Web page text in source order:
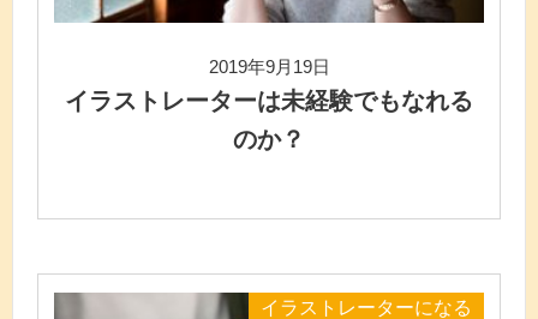
2019年9月19日
イラストレーターは未経験でもなれる
のか？
イラストレーターになる